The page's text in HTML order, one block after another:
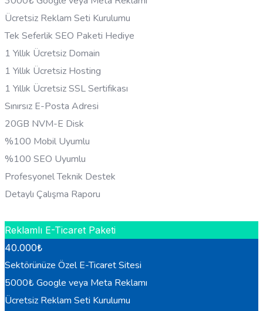
Ücretsiz Reklam Seti Kurulumu
Tek Seferlik SEO Paketi Hediye
1 Yıllık Ücretsiz Domain
1 Yıllık Ücretsiz Hosting
1 Yıllık Ücretsiz SSL Sertifikası
Sınırsız E-Posta Adresi
20GB NVM-E Disk
%100 Mobil Uyumlu
%100 SEO Uyumlu
Profesyonel Teknik Destek
Detaylı Çalışma Raporu
Reklamlı E-Ticaret Paketi
40.000₺
Sektörünüze Özel E-Ticaret Sitesi
5000₺ Google veya Meta Reklamı
Ücretsiz Reklam Seti Kurulumu